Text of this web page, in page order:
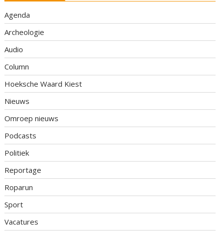
Agenda
Archeologie
Audio
Column
Hoeksche Waard Kiest
Nieuws
Omroep nieuws
Podcasts
Politiek
Reportage
Roparun
Sport
Vacatures